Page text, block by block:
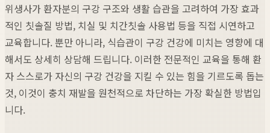
위생사가 환자분의 구강 구조와 생활 습관을 고려하여 가장 효과
적인 칫솔질 방법, 치실 및 치간칫솔 사용법 등을 직접 시연하고
교육합니다. 뿐만 아니라, 식습관이 구강 건강에 미치는 영향에 대
해서도 상세히 상담해 드립니다. 이러한 전문적인 교육을 통해 환
자 스스로가 자신의 구강 건강을 지킬 수 있는 힘을 기르도록 돕는
것, 이것이 충치 재발을 원천적으로 차단하는 가장 확실한 방법입
니다.